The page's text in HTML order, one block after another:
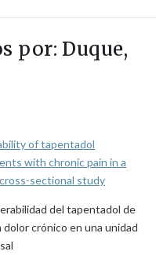
por: Duque,
of tapentadol
with chronic pain in a
sectional study
del tapentadol de
crónico en una unidad